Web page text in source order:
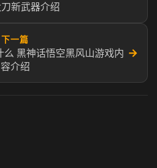
新武器介绍
下一篇
黑神话悟空黑风山游戏内
容介绍
→